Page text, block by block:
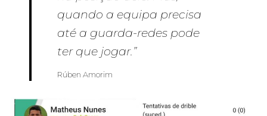
quando a equipa precisa
até a guarda-redes pode
ter que jogar.”
Rúben Amorim